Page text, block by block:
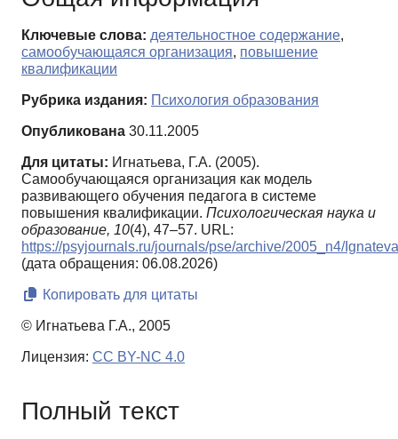
Ключевые слова: деятельностное содержание,
самообучающаяся организация, повышение
квалификации
Рубрика издания: Психология образования
Опубликована 30.11.2005
Для цитаты: Игнатьева, Г.А. (2005).
Самообучающаяся организация как модель
развивающего обучения педагога в системе
повышения квалификации. Психологическая наука и
образование, 10(4), 47–57. URL:
https://psyjournals.ru/journals/pse/archive/2005_n4/Ignateva
(дата обращения: 06.08.2026)
Копировать для цитаты
© Игнатьева Г.А., 2005
Лицензия: CC BY-NC 4.0
Полный текст